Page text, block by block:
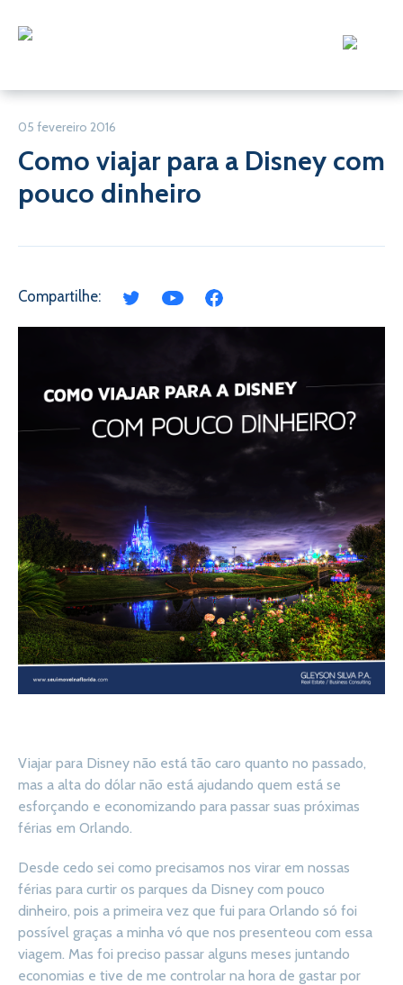
05 fevereiro 2016
Como viajar para a Disney com
pouco dinheiro
Compartilhe:
Viajar para Disney não está tão caro quanto no passado,
mas a alta do dólar não está ajudando quem está se
esforçando e economizando para passar suas próximas
férias em Orlando.
Desde cedo sei como precisamos nos virar em nossas
férias para curtir os parques da Disney com pouco
dinheiro, pois a primeira vez que fui para Orlando só foi
possível graças a minha vó que nos presenteou com essa
viagem. Mas foi preciso passar alguns meses juntando
economias e tive de me controlar na hora de gastar por